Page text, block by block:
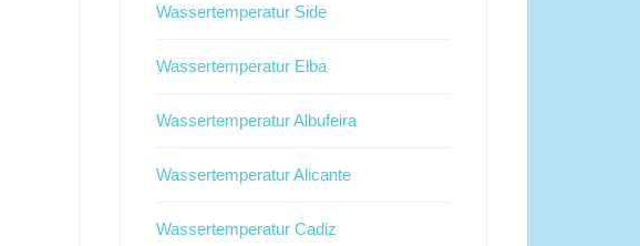
Wassertemperatur Side
Wassertemperatur Elba
Wassertemperatur Albufeira
Wassertemperatur Alicante
Wassertemperatur Cadiz